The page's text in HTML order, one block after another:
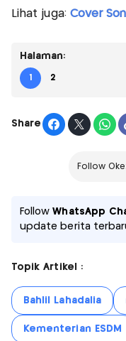
Lihat juga: Cover
Halaman:
1 2
Share
Follow
FollowWhatsApp
update berita
Topik Artikel :
Bahlil Lahadalia
Kementerian ESDM